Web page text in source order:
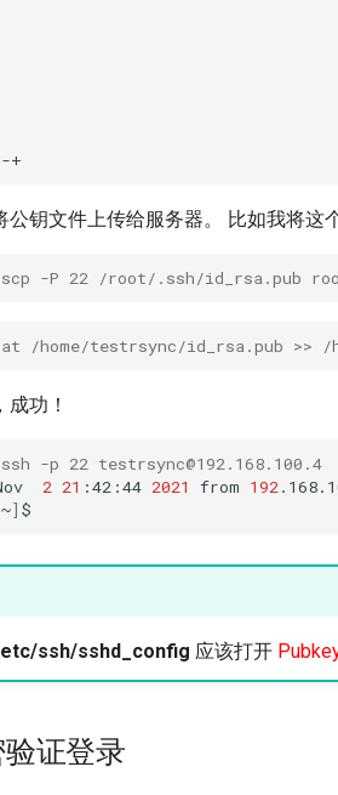
公钥文件上传给服务器。 比如我将这
-P 22 /root/.ssh/id_rsa.pub
/home/testrsync/id_rsa.pub >> /
功！
-p 22 testrsync@192.168.100.4
2 21 :42:44 2021 from 192
~]
ssh/sshd_config 应该打开
证登录